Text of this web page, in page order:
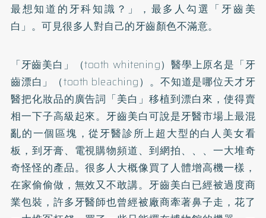
最想知道的牙科知識？」，最多人勾選「牙齒美
白 」。可見很多人對自己的牙齒顏色不滿意。
「牙齒美白」（tooth whitening）醫學上原名是「牙
齒漂白」（tooth bleaching）。不知道是哪位天才牙
醫把化妝品的廣告詞「美白」移植到漂白來，使得賣
相一下子高級起來。牙齒美白可說是牙醫市場上最混
亂的一個區塊，從牙醫診所上超大型的白人美女看
板，到牙膏、電視購物頻道、到網拍、、、一大堆奇
奇怪怪的產品。很多人大概像買了人體增高機一樣，
在家偷偷做，無效又不敢講。牙齒美白已經被過度商
業包裝，許多牙醫師也曾經被廠商牽著鼻子走，花了